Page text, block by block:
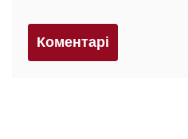
Коментарi